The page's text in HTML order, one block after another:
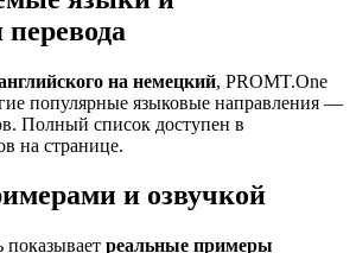
на немецкий, PROMT.One
популярные языковые направления —
Полный список доступен в
на странице.
и озвучкой
показывает реальные примеры